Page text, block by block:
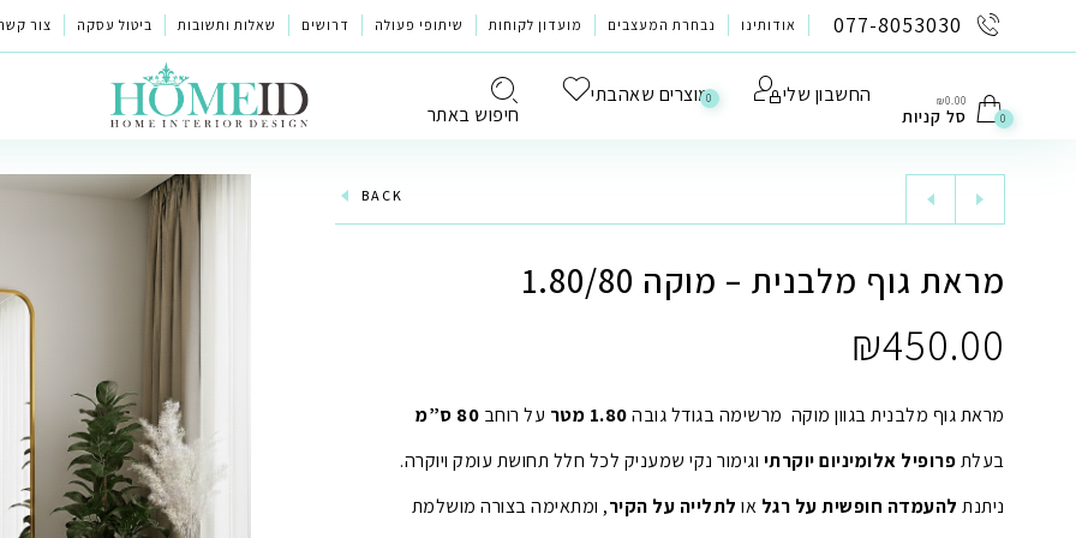
077-8053030 אודותינו נבחרת המעצבים מועדון לקוחות שיתופי פעולה דרושים שאלות ותשובות ביטול עסקה צור
חיפוש באתר
0מוצרים שאהבתי החשבון שלי ₪0.00
סל קניות 0
BACK
מראת גוף מלבנית – מוקה 1.80/80
₪450.00
מראת גוף מלבנית בגוון מוקה מרשימה בגודל גובה1.80 מטר על רוחב
בעלתפרופיל אלומיניום יוקרתי וגימור נקי שמעניק לכל חלל תחושת עומק ויוקרה.
ניתנת להעמדה חופשית על רגל או לתלייה על הקיר, ומתאימה בצורה מושלמת